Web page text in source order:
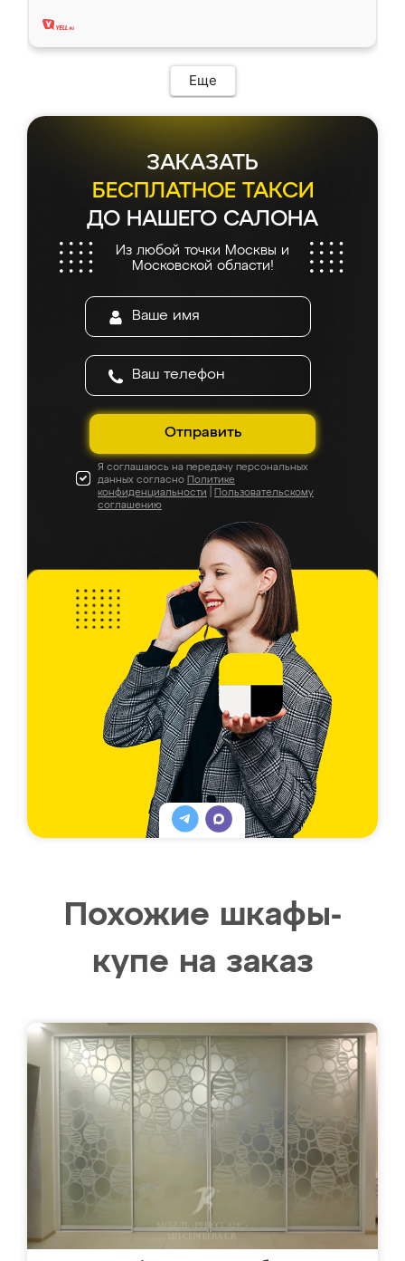
два года, нареканий нет.
Еще
ЗАКАЗАТЬ
БЕСПЛАТНОЕ ТАКСИ
ДО НАШЕГО САЛОНА
Из любой точки Москвы и
Московской области!
Отправить
Я соглашаюсь на передачу персональных
данных согласно Политике
конфиденциальности
Пользовательскому
соглашению
Похожие шкафы-
купе на заказ